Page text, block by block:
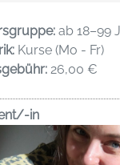
ab 18–99
Kurse (Mo - Fr)
26,00 €
in